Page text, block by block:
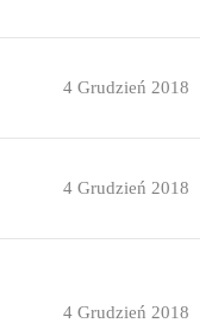
4 Grudzień 2018
4 Grudzień 2018
4 Grudzień 2018